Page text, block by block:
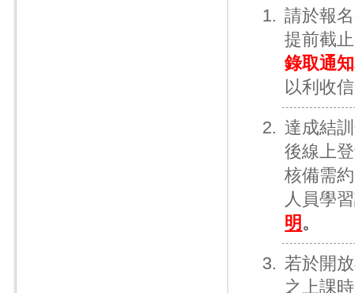
請於報
提前截
錄取通
以利收
達成結
後線上
核備需
人員學
明 。
若於開
之上課